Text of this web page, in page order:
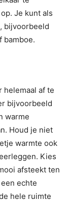
Je kunt als
bijvoorbeeld
bamboe.
helemaal af te
bijvoorbeeld
warme
Houd je niet
warmte ook
Kies
afsteekt ten
echte
hele ruimte